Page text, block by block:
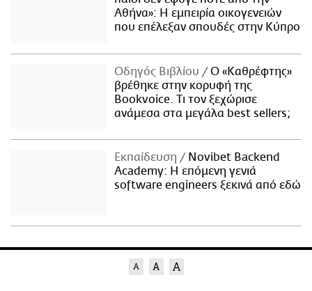
Αθήνα»: Η εμπειρία οικογενειών
που επέλεξαν σπουδές στην Κύπρο
Οδηγός Βιβλίου
Ο «Καθρέφτης»
βρέθηκε στην κορυφή της
Bookvoice. Τι τον ξεχώρισε
ανάμεσα στα μεγάλα best sellers;
Εκπαίδευση
Novibet Backend
Academy: Η επόμενη γενιά
software engineers ξεκινά από εδώ